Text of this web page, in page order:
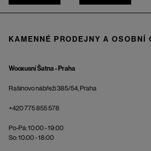
KAMENNÉ PRODEJNY A OSOBNÍ
Wooxusní Šatna - Praha
Rašínovo nábřeží 385/54, Praha
+420 775 855 578
Po-Pá: 10:00 - 19:00
So: 10:00 - 18:00